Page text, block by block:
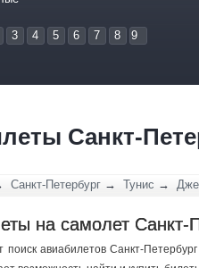
3 4 5 6 7 8 9
Санкт-
Санкт-Петербург → Тунис →
на самолет Санкт-
поиск авиабилетов Санкт-